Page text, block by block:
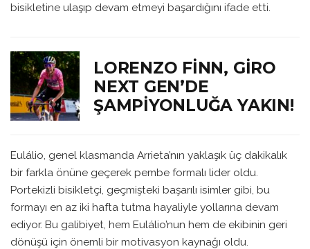
bisikletine ulaşıp devam etmeyi başardığını ifade etti.
LORENZO FINN, GIRO
NEXT GEN’DE
ŞAMPIYONLUĞA YAKIN!
Eulálio, genel klasmanda Arrieta’nın yaklaşık üç dakikalık
bir farkla önüne geçerek pembe formalı lider oldu.
Portekizli bisikletçi, geçmişteki başarılı isimler gibi, bu
formayı en az iki hafta tutma hayaliyle yollarına devam
ediyor. Bu galibiyet, hem Eulálio’nun hem de ekibinin geri
dönüşü için önemli bir motivasyon kaynağı oldu.